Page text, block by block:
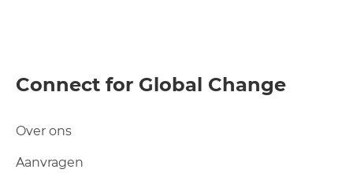
Connect for Global Change
Over ons
Aanvragen